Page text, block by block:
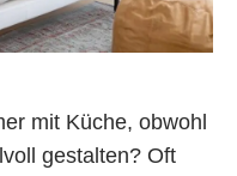
mit Küche, obwohl
gestalten? Oft